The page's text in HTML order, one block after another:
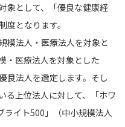
象として、「優良な健康経
となります。
模法人・医療法人を対象と
・医療法人を対象とした
良法人を選定します。そし
る上位法人に対して、「ホワ
イト500」（中小規模法人